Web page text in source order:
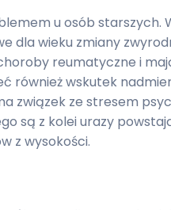
u osób starszych.
dla wieku zmiany
reumatyczne i
również wskutek
związek ze stresem
są z kolei urazy
z wysokości.